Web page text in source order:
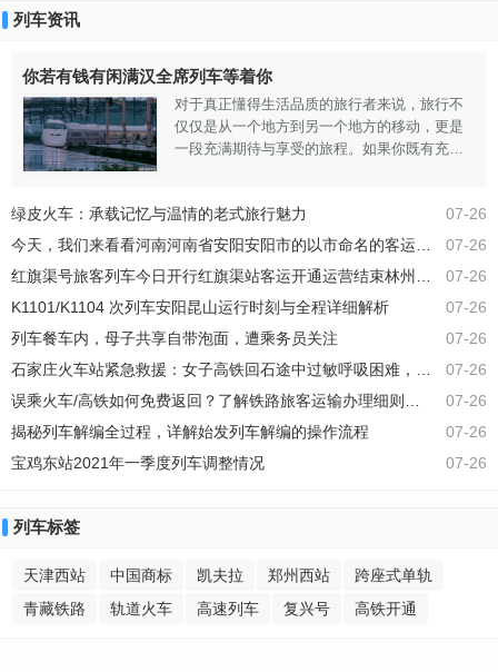
列车资讯
你若有钱有闲满汉全席列车等着你
对于真正懂得生活品质的旅行者来说，旅行不
仅仅是从一个地方到另一个地方的移动，更是
一段充满期待与享受的旅程。如果你既有充裕
致享受的旅客打造，它不仅仅是一辆普通的运
输工具，更是一座移动的豪华餐厅，带你穿越
大饱口福。最近亮相的满汉全席列车，将美食
与美景完美融合，成为了当下旅行界的新宠
07-26
绿皮火车：承载记忆与温情的老式旅行魅力
07-26
07-26
07-26
K1101/K1104 次列车安阳昆山运行时刻与全程详细解析
07-26
列车餐车内，母子共享自带泡面，遭乘务员关注
07-26
07-26
07-26
揭秘列车解编全过程，详解始发列车解编的操作流程
07-26
宝鸡东站2021年一季度列车调整情况
列车标签
天津西站 中国商标 凯夫拉 郑州西站
跨座式单轨
青藏铁路
轨道火车 高速列车 复兴号 高铁开通